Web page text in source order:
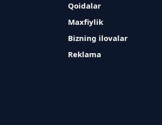
Qoidalar
Maxfiylik
Bizning ilovalar
Reklama